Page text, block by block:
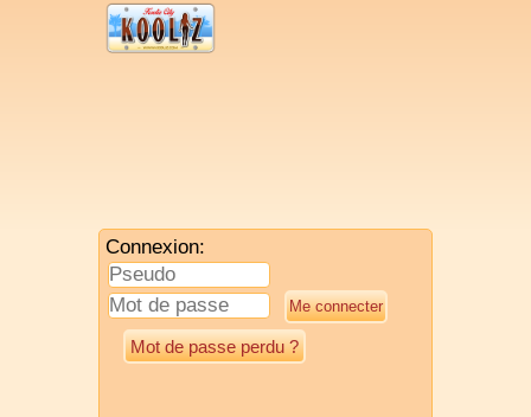
Connexion:
Mot de passe perdu ?